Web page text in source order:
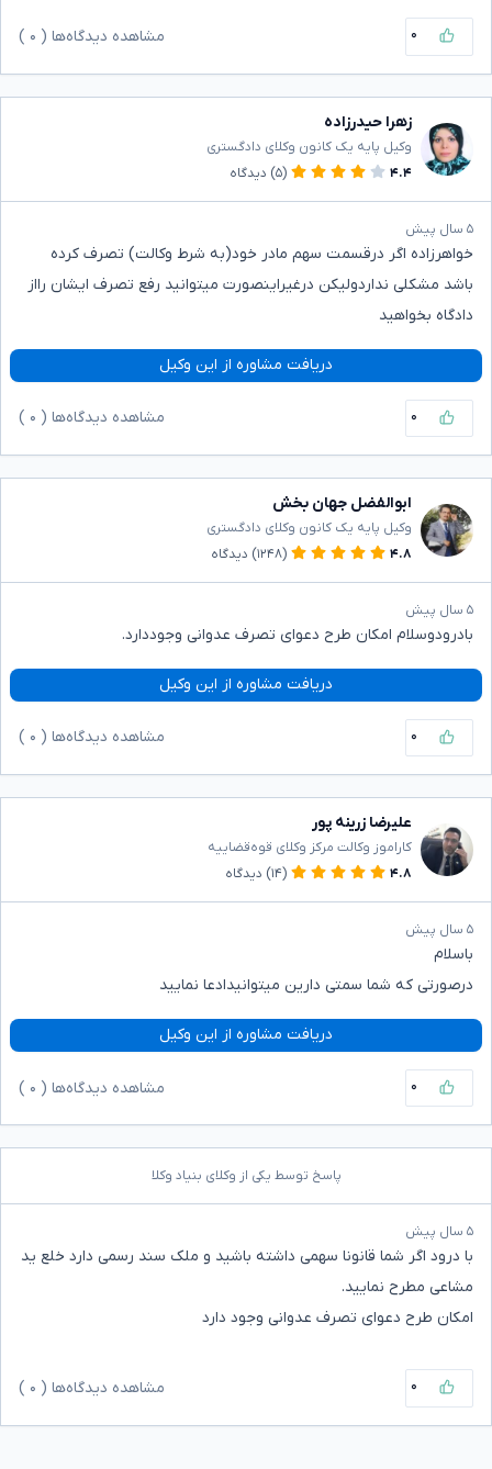
۰ مشاهده دیدگاه‌ها ( ۰
زهرا حیدرزاده
وکیل پایه یک کانون وکلای دادگستری
۴.۴
(۵) دیدگاه
۵ سال پیش
خواهرزاده اگر درقسمت سهم مادر خود(به شرط وکالت) تصرف کرده
باشد مشکلی نداردولیکن درغیراینصورت میتوانید رفع تصرف ایشان رااز
دادگاه بخواهید
دریافت مشاوره از این وکیل
۰ مشاهده دیدگاه‌ها ( ۰
ابوالفضل جهان بخش
وکیل پایه یک کانون وکلای دادگستری
۴.۸
(۱۲۴۸) دیدگاه
۵ سال پیش
بادرودوسلام امکان طرح دعوای تصرف عدوانی وجوددارد.
دریافت مشاوره از این وکیل
۰ مشاهده دیدگاه‌ها ( ۰
علیرضا زرینه پور
کاراموز وکالت مرکز وکلای قوه‌قضاییه
۴.۸
(۱۴) دیدگاه
۵ سال پیش
باسلام
درصورتی که شما سمتی دارین میتوانیدادعا نمایید
دریافت مشاوره از این وکیل
۰ مشاهده دیدگاه‌ها ( ۰
پاسخ توسط یکی از وکلای بنیاد وکلا
۵ سال پیش
با درود اگر شما قانونا سهمی داشته باشید و ملک سند رسمی دارد خلع ید
مشاعی مطرح نمایید.
امکان طرح دعوای تصرف عدوانی وجود دارد
۰ مشاهده دیدگاه‌ها ( ۰